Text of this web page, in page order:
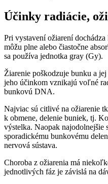
Účinky radiácie,
Pri vystavení ožiarení
môžu plne alebo čiastočne
sa používa jednotka gray (Gy).
Žiarenie poškodzuje bunku a
jeho účinkom vznikajú voľné
bunkovú DNA.
Najviac sú citlivé na ožiarenie
k obmene, delenie buniek, tj.
výstelka. Naopak najodolnejšie
sporadickému bunkovému
nervová sústava.
Choroba z ožiarenia má
jednotlivých fáz je závislá na